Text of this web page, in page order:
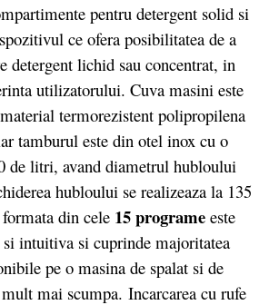
pentru detergent solid si
ce ofera posibilitatea de a
detergent lichid sau concentrat, in
utilizatorului. Cuva masini este
termorezistent polipropilena
tamburul este din otel inox cu o
de litri, avand diametrul hubloului
hubloului se realizeaza la 135
din cele 15 programe este
si intuitiva si cuprinde majoritatea
pe o masina de spalat si de
mai scumpa. Incarcarea cu rufe